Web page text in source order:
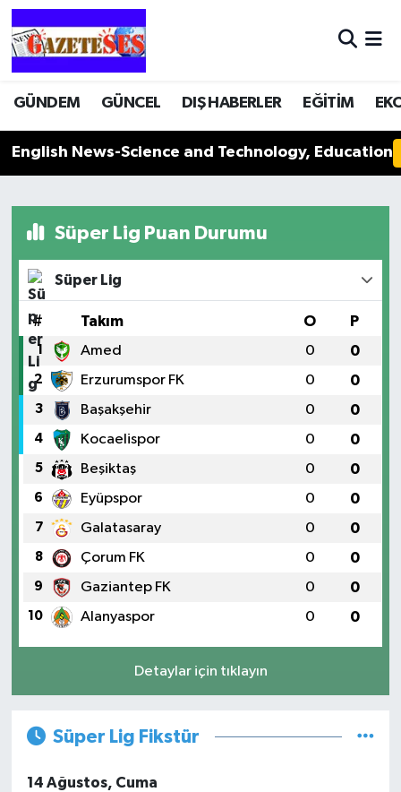
GÜNDEM GÜNCEL DIŞ HABERLER EĞİTİM
English News-Science and Technology, Education
Süper Lig Puan Durumu
Süper Lig
# Takım O P
1 Amed 0 0
2 Erzurumspor FK 0 0
3 Başakşehir 0 0
4 Kocaelispor 0 0
5 Beşiktaş 0 0
6 Eyüpspor 0 0
7 Galatasaray 0 0
8 Çorum FK 0 0
9 Gaziantep FK 0 0
10 Alanyaspor 0 0
Detaylar için tıklayın
Süper Lig Fikstür
14 Ağustos, Cuma